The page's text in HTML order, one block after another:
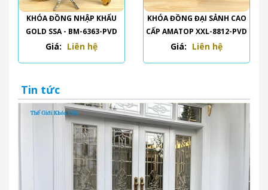
KHÓA ĐỒNG NHẬP KHẨU
GOLD SSA - BM-6363-PVD
Giá: Liên hệ
KHÓA ĐỒNG ĐẠI SẢNH CAO
CẤP AMATOP XXL-8812-PVD
Giá: Liên hệ
Tin tức